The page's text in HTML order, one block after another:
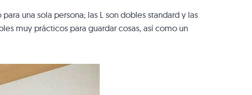
una sola persona; las L son dobles standard y las
muy prácticos para guardar cosas, así como un